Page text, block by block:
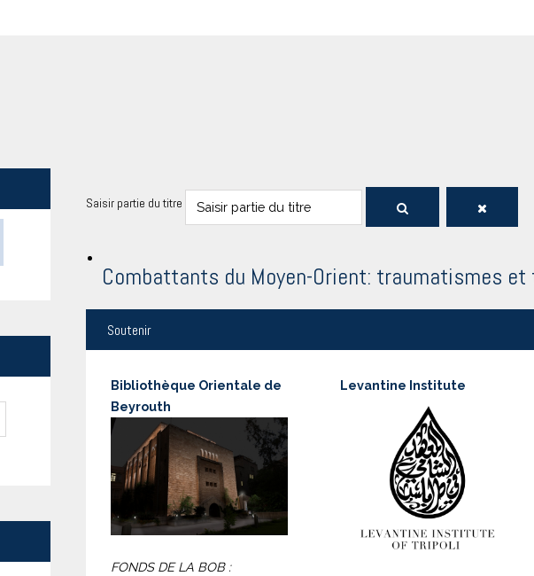
Saisir partie du titre
Combattants du Moyen-Orient: traumatismes
Soutenir
Bibliothèque Orientale de
Beyrouth
FONDS DE LA BOB :
Levantine Institute